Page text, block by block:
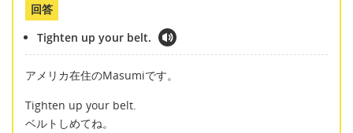
回答
Tighten up your belt.
アメリカ在住のMasumiです。
Tighten up your belt.
ベルトしめてね。